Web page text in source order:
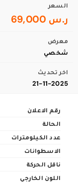
السعر
ر.س 69,000
معرض
شخصي
اخر تحديث
21-11-2025
رقم الاعلان
الحالة
عدد الكيلومترات
الاسطوانات
ناقل الحركة
اللون الخارجي